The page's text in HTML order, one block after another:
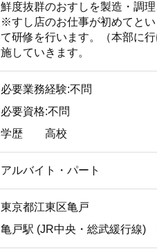
鮮度抜群のおすしを製造・調
※すし店のお仕事が初めてと
て研修を行います。（本部に
施していきます。
必要業務経験:不問
必要資格:不問
学歴
高校
アルバイト・パート
東京都江東区亀戸
亀戸駅 (JR中央・総武緩行線)